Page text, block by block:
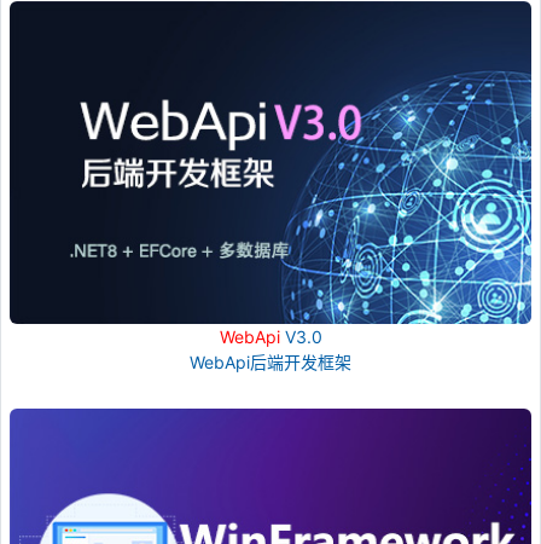
WebApiV3.0
WebApi后端开发框架